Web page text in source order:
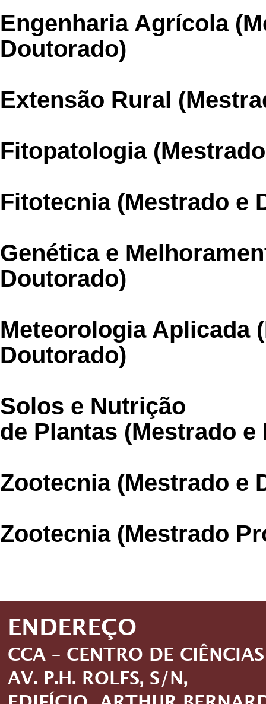
Engenharia Agrícola
Doutorado)
Extensão Rural
Fitopatologia
Fitotecnia (Mestrado e
Genética e
Doutorado)
Meteorologia Aplicada
Doutorado)
Solos e Nutrição
de Plantas (Mestrado e
Zootecnia (Mestrado e
Zootecnia (Mestrado
ENDEREÇO
CCA – CENTRO DE
AV. P.H. ROLFS, S/N,